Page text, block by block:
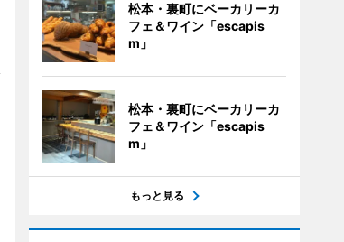
松本・裏町にベーカリーカ
フェ＆ワイン「escapis
m」
松本・裏町にベーカリーカ
フェ＆ワイン「escapis
m」
もっと見る